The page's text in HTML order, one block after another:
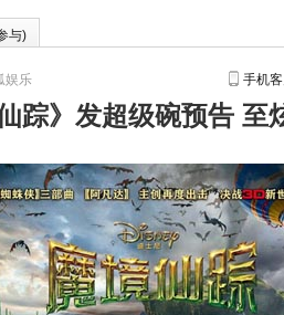
与)
娱乐 手机
仙踪》发超级碗预告 至